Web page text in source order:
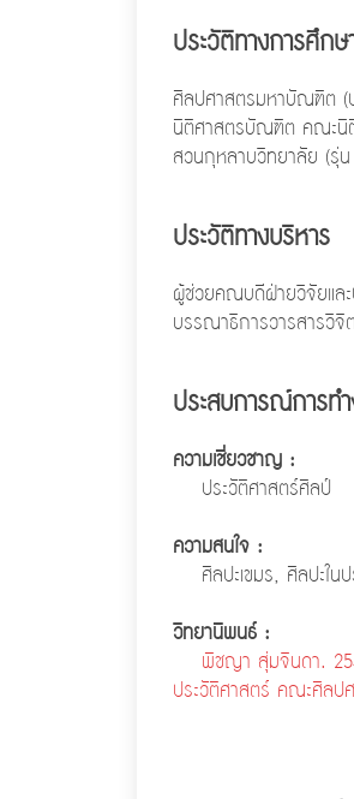
ประวัติทางการศึกษ
ศิลปศาสตรมหาบัณฑิต (
นิติศาสตรบัณฑิต คณะนิ
สวนกุหลาบวิทยาลัย (รุ่
ประวัติทางบริหาร
ผู้ช่วยคณบดีฝ่ายวิจัยแล
บรรณาธิการวารสารวิ
ประสบการณ์การท
ความเชี่ยวชาญ :
ประวัติศาสตร์ศิลป์
ความสนใจ :
ศิลปะเขมร, ศิลปะใน
วิทยานิพนธ์ :
พิชญา สุ่มจินดา.
ประวัติศาสตร์ คณะศิลป